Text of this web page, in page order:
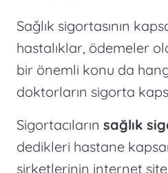
Sağlık sigortasının
hastalıklar, ödemeler
bir önemli konu da
doktorların sigorta
Sigortacıların sağlık
dedikleri hastane
şirketlerinin internet